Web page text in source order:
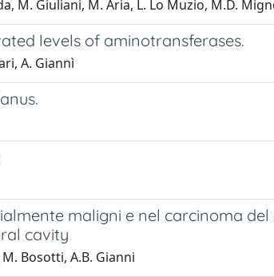
M. Giuliani, M. Aria, L. Lo Muzio, M.D.
levels of aminotransferases.
A. Giannì
maligni e nel carcinoma
cavity
Bosotti, A.B. Gianni